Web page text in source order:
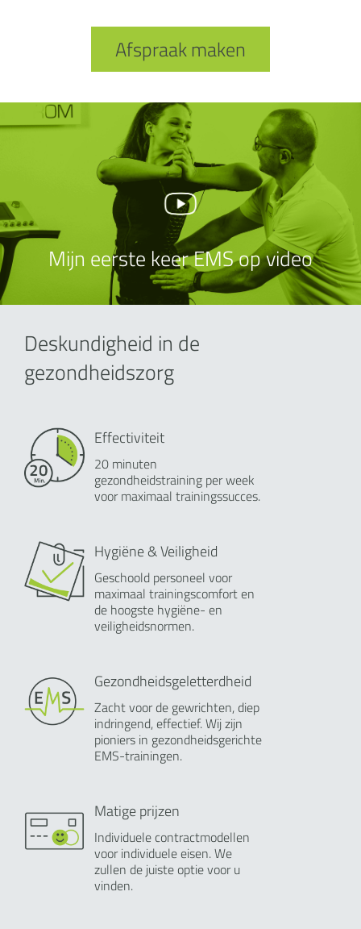
Afspraak maken
Mijn eerste keer EMS op video
Deskundigheid in de
gezondheidszorg
Effectiviteit
20 minuten
gezondheidstraining per week
voor maximaal trainingssucces.
Hygiëne & Veiligheid
Geschoold personeel voor
maximaal trainingscomfort en
de hoogste hygiëne- en
veiligheidsnormen.
Gezondheidsgeletterdheid
Zacht voor de gewrichten, diep
indringend, effectief. Wij zijn
pioniers in gezondheidsgerichte
EMS-trainingen.
Matige prijzen
Individuele contractmodellen
voor individuele eisen. We
zullen de juiste optie voor u
vinden.